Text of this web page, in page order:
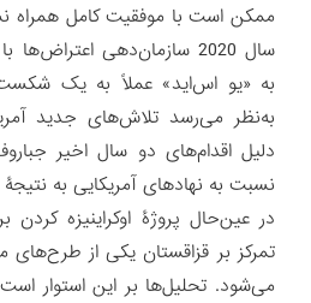
ممکن است با موفقیت کامل همراه
سال 2020 سازمان‌دهی
به «یو اس‌اید» عملاً به یک
به‌نظر می‌رسد تلاش‌های جدید
دلیل اقدام‌های دو سال اخیر
نسبت به نهادهای آمریکایی به
در عین‌حال پروژۀ اوکراینیزه
تمرکز بر قزاقستان یکی از
می‌شود. تحلیل‌ها بر این استوار